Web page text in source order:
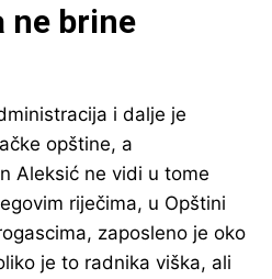
ne brine
i dalje je
opštine, a
Aleksić ne vidi u tome
riječima, u Opštini
zaposleno je oko
je to radnika viška, ali